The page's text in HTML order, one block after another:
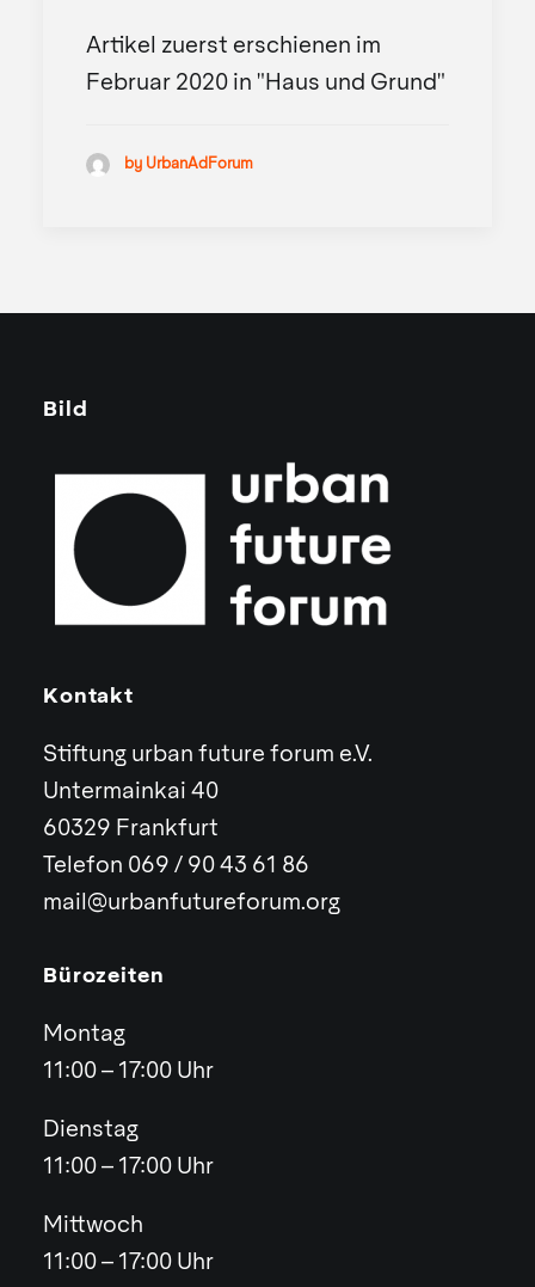
Artikel zuerst erschienen im
Februar 2020 in "Haus und Grund"
by UrbanAdForum
Bild
Kontakt
Stiftung urban future forum e.V.
Untermainkai 40
60329 Frankfurt
Telefon 069 / 90 43 61 86
mail@urbanfutureforum.org
Bürozeiten
Montag
11:00 – 17:00 Uhr
Dienstag
11:00 – 17:00 Uhr
Mittwoch
11:00 – 17:00 Uhr